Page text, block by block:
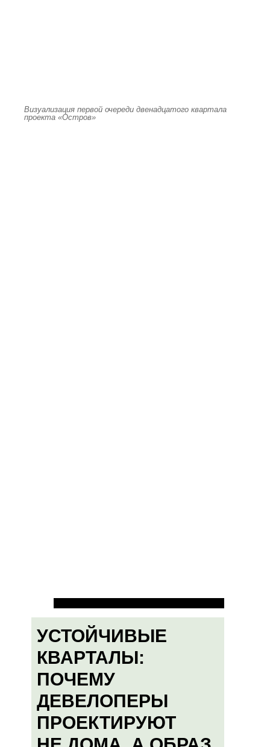
Визуализация первой очереди двенадцатого квартала
проекта «Остров»
УСТОЙЧИВЫЕ
КВАРТАЛЫ:
ПОЧЕМУ
ДЕВЕЛОПЕРЫ
ПРОЕКТИРУЮТ